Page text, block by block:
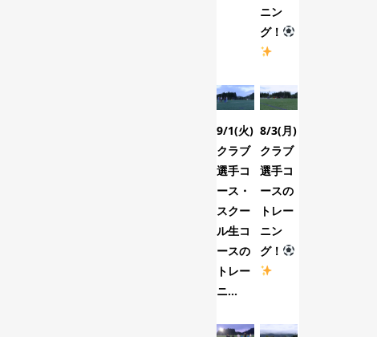
ニン
グ！
9/1(火)
クラブ
選手コ
ース・
スクー
ル生コ
ースの
トレー
ニ...
8/3(月)
クラブ
選手コ
ースの
トレー
ニン
グ！